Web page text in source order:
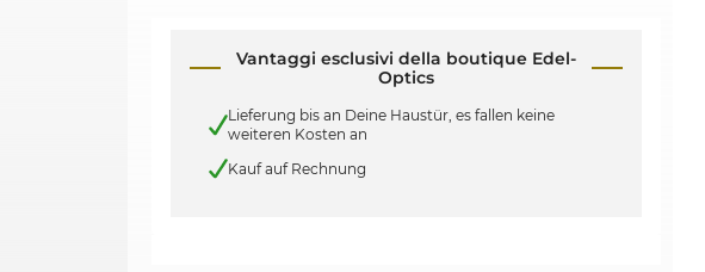
Vantaggi esclusivi della boutique Edel-
Optics
Lieferung bis an Deine Haustür, es fallen keine
weiteren Kosten an
Kauf auf Rechnung